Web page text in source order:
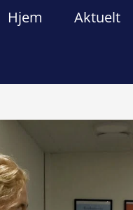
Hjem Aktuelt